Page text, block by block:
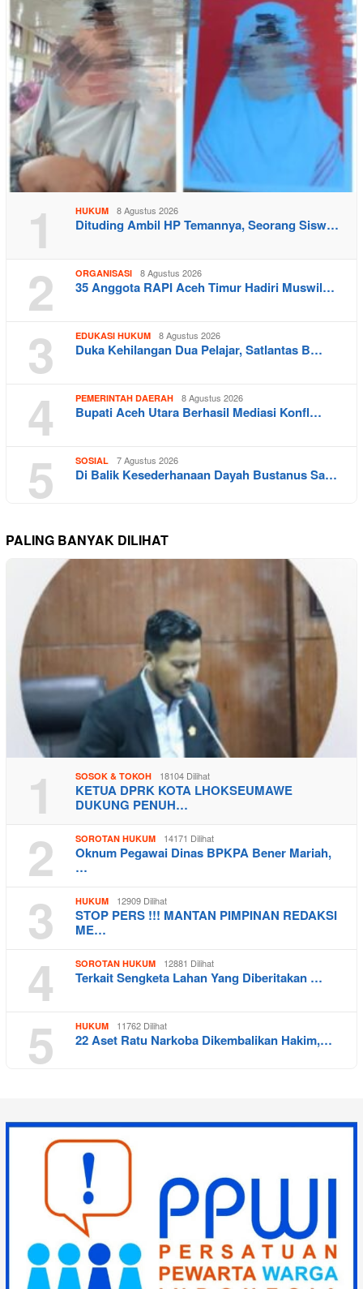
1 HUKUM 8 Agustus 2026
Dituding Ambil HP Temannya, Seorang Sisw…
2 ORGANISASI 8 Agustus 2026
35 Anggota RAPI Aceh Timur Hadiri Muswil…
3 EDUKASI HUKUM 8 Agustus 2026
Duka Kehilangan Dua Pelajar, Satlantas B…
4 PEMERINTAH DAERAH 8 Agustus 2026
Bupati Aceh Utara Berhasil Mediasi Konfl…
5 SOSIAL 7 Agustus 2026
Di Balik Kesederhanaan Dayah Bustanus Sa…
PALING BANYAK DILIHAT
1 SOSOK & TOKOH 18104 Dilihat
KETUA DPRK KOTA LHOKSEUMAWE
DUKUNG PENUH…
2 SOROTAN HUKUM 14171 Dilihat
Oknum Pegawai Dinas BPKPA Bener Mariah,
…
3 HUKUM 12909 Dilihat
STOP PERS !!! MANTAN PIMPINAN REDAKSI
ME…
4 SOROTAN HUKUM 12881 Dilihat
Terkait Sengketa Lahan Yang Diberitakan …
5 HUKUM 11762 Dilihat
22 Aset Ratu Narkoba Dikembalikan Hakim,…